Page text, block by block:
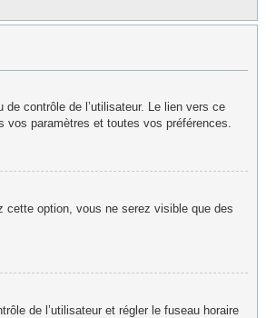
contrôle de l’utilisateur. Le lien vers ce
vos paramètres et toutes vos préférences.
cette option, vous ne serez visible que des
de l’utilisateur et régler le fuseau horaire